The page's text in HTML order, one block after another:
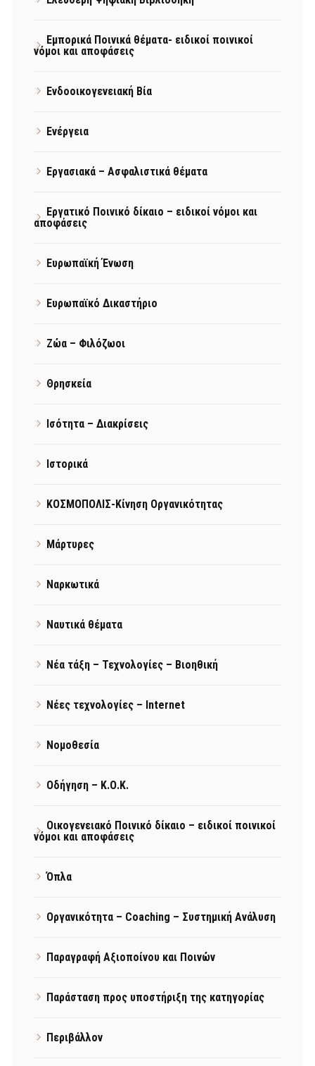
Εμπορικά Ποινικά θέματα- ειδικοί ποινικοί
νόμοι και αποφάσεις
Ενδοοικογενειακή Βία
Ενέργεια
Εργασιακά – Ασφαλιστικά θέματα
Εργατικό Ποινικό δίκαιο – ειδικοί νόμοι και
αποφάσεις
Ευρωπαϊκή Ένωση
Ευρωπαϊκό Δικαστήριο
Ζώα – Φιλόζωοι
Θρησκεία
Ισότητα – Διακρίσεις
Ιστορικά
ΚΟΣΜΟΠΟΛΙΣ-Κίνηση Οργανικότητας
Μάρτυρες
Ναρκωτικά
Ναυτικά θέματα
Νέα τάξη – Τεχνολογίες – Βιοηθική
Νέες τεχνολογίες – Internet
Νομοθεσία
Οδήγηση – Κ.Ο.Κ.
Οικογενειακό Ποινικό δίκαιο – ειδικοί ποινικοί
νόμοι και αποφάσεις
Όπλα
Οργανικότητα – Coaching – Συστημική Ανάλυση
Παραγραφή Αξιοποίνου και Ποινών
Παράσταση προς υποστήριξη της κατηγορίας
Περιβάλλον